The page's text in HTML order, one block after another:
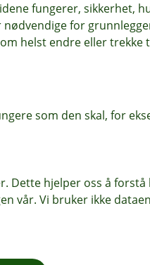
fungerer, sikkerhet,
for
helst endre eller trekke
som den skal, for
Dette hjelper oss å forstå
vår. Vi bruker ikke